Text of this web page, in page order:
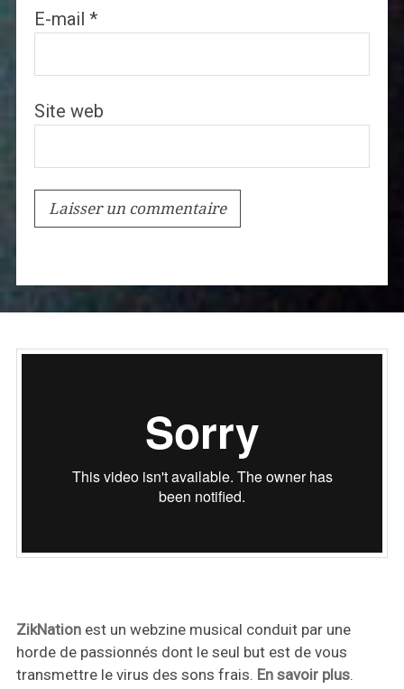
E-mail *
Site web
ZikNationest un webzine musical conduit par une
horde de passionnés dont le seul but est de vous
transmettre le virus des sons frais. En savoir plus.